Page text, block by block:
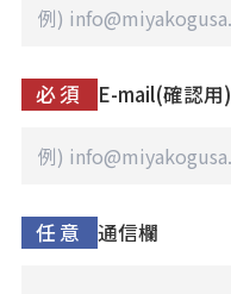
必須 E-mail(確認用)
任意 通信欄